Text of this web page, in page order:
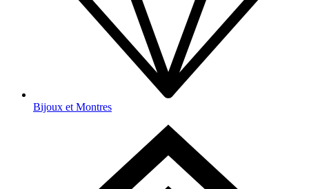
Bijoux et Montres